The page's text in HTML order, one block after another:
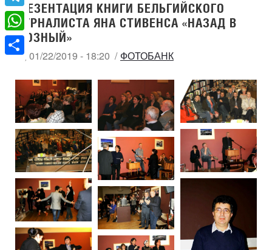
ПРЕЗЕНТАЦИЯ КНИГИ БЕЛЬГИЙСКОГО
ЖУРНАЛИСТА ЯНА СТИВЕНСА «НАЗАД В
ГРОЗНЫЙ»
ВТ, 01/22/2019 - 18:20 ФОТОБАНК
Telegram
WhatsApp
Share